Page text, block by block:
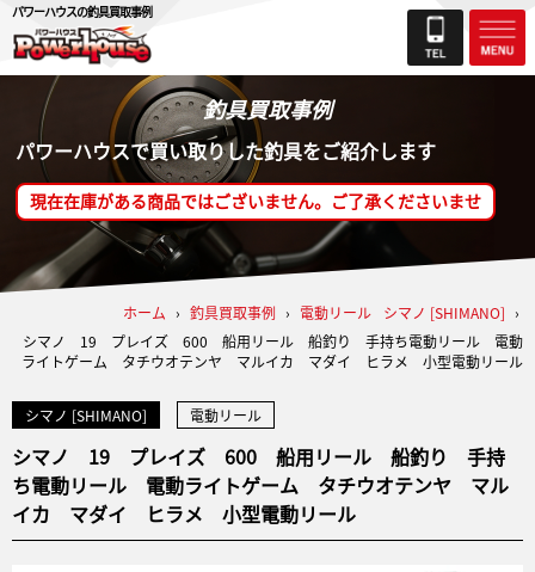
パワーハウスの釣具買取事例
釣具買取事例
パワーハウスで買い取りした釣具をご紹介します
現在在庫がある商品ではございません。ご了承くださいませ
ホーム › 釣具買取事例 › 電動リール シマノ [SHIMANO] ›
シマノ 19 プレイズ 600 船用リール 船釣り 手持ち電動リール 電動
ライトゲーム タチウオテンヤ マルイカ マダイ ヒラメ 小型電動リール
シマノ [SHIMANO] 電動リール
シマノ 19 プレイズ 600 船用リール 船釣り 手持
ち電動リール 電動ライトゲーム タチウオテンヤ マル
イカ マダイ ヒラメ 小型電動リール